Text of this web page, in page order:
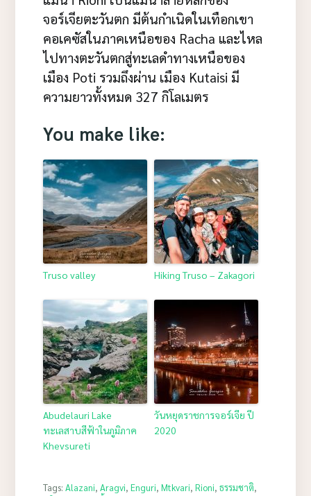
จอร์เจียตะวันตก มีต้นกำเนิดในเทือกเขา
คอเคซัสในภาคเหนือของ Racha และไหล
ไปทางตะวันตกสู่ทะเลดำทางเหนือของ
เมือง Poti รวมถึงผ่าน เมือง Kutaisi มี
ความยาวทั้งหมด 327 กิโลเมตร
You make like:
Truso valley Hiking Truso – Zakagori
Abudelauri Lake
ทะเลสาบสีฟ้าในภูมิภาค
Khevsureti
วันหยุดราชการจอร์เจีย ปี
2020
Tags:Alazani,Aragvi,Enguri,Mtkvari,Rioni,ธรรมชาติ,